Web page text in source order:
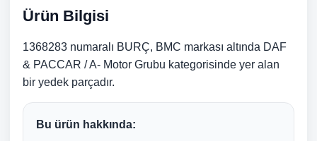
Ürün Bilgisi
1368283 numaralı BURÇ, BMC markası altında DAF
& PACCAR / A- Motor Grubu kategorisinde yer alan
bir yedek parçadır.
Bu ürün hakkında: